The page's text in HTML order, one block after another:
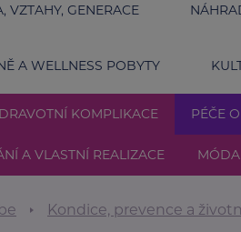
VZTAHY, GENERACE
A WELLNESS POBYTY
KOMPLIKACE PÉČE
A VLASTNÍ REALIZACE MÓDA
Kondice, prevence a